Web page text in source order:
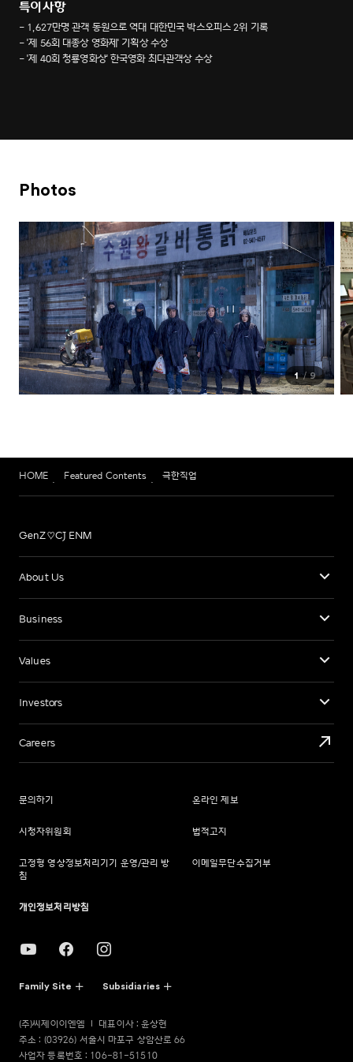
특이사항
- 1,627만명 관객 동원으로 역대 대한민국 박스오피스 2위 기록
- '제 56회 대종상 영화제' 기획상 수상
- '제 40회 청룡영화상' 한국영화 최다관객상 수상
Photos
1 9
HOME Featured Contents 극한직업
GenZ♡CJ ENM
About Us
Business
Values
Investors
Careers
문의하기 온라인 제보
시청자위원회 법적고지
고정형 영상정보처리기기 운영/관리 방
침
이메일무단수집거부
개인정보처리방침
Family Site Subsidiaries
(주)씨제이이엔엠
대표이사 : 윤상현
주소 : (03926) 서울시 마포구 상암산로 66
사업자 등록번호 : 106-81-51510